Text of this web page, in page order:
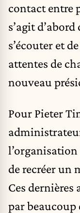
contact entre
s’agit
s’écouter et
attentes de
nouveau
Pour Pieter
de recréer un
Ces dernières
par